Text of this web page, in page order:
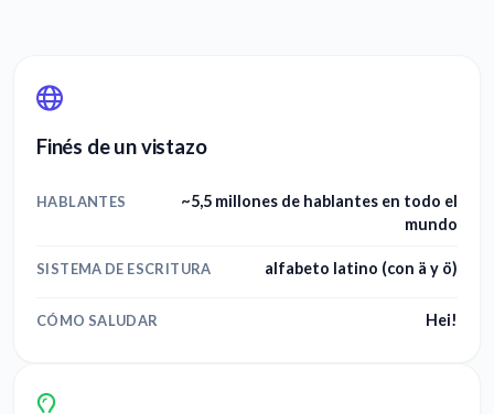
Finés de un vistazo
HABLANTES
~5,5 millones de hablantes en todo el
mundo
SISTEMA DE ESCRITURA alfabeto latino (con ä y ö)
CÓMO SALUDAR Hei!